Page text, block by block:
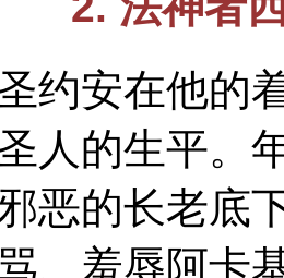
约安在他的
人的生平。
恶的长老底
、羞辱阿卡